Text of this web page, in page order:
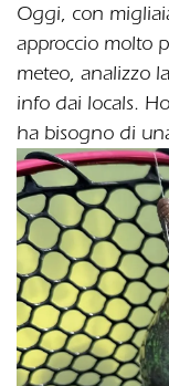
Oggi, con
approccio molto
meteo, analizzo
info dai locals.
ha bisogno di